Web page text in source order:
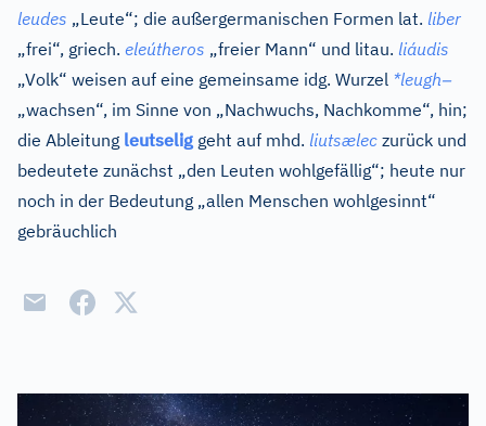
leudes „Leute“; die außergermanischen Formen lat. liber
„frei“, griech. eleútheros „freier Mann“ und litau. liáudis
„Volk“ weisen auf eine gemeinsame idg. Wurzel *leugh–
„wachsen“, im Sinne von „Nachwuchs, Nachkomme“, hin;
die Ableitung leutselig geht auf mhd. liutsælec zurück und
bedeutete zunächst „den Leuten wohlgefällig“; heute nur
noch in der Bedeutung „allen Menschen wohlgesinnt“
gebräuchlich